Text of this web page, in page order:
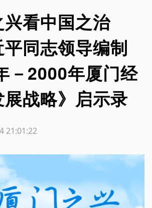
看中国之治
同志领导编制
－2000年厦门经
战略》启示录
21:01:22